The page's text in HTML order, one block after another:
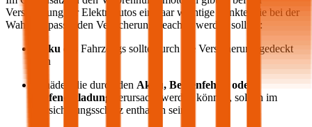
Versicherung für Elektroautos ein paar wichtige Punkte, die bei der
Wahl der passenden Versicherung beachtet werden sollten:
Akku des Fahrzeugs sollte durch die Versicherung gedeckt
sein
Schäden die durch den Akku, Bedienfehler oder
Tiefenentladung
verursacht werden können, sollten im
Versicherungsschutz enthalten sein